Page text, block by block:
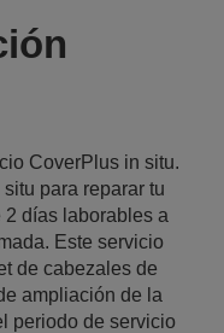
CoverPlus in situ.
para reparar tu
días laborables a
Este servicio
de cabezales de
ampliación de la
periodo de servicio